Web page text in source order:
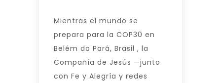
Mientras el mundo se
prepara para la COP30 en
Belém do Pará, Brasil , la
Compañía de Jesús —junto
con Fe y Alegría y redes